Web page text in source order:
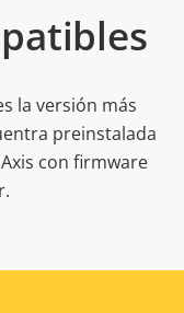
la versión más
preinstalada
con firmware